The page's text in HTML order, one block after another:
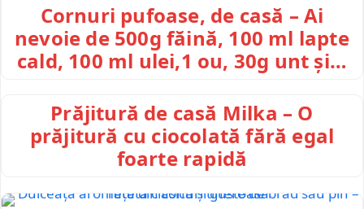
Cornuri pufoase, de casă – Ai
nevoie de 500g făină, 100 ml lapte
cald, 100 ml ulei,1 ou, 30g unt și…
Prăjitură de casă Milka – O
prăjitură cu ciocolată fără egal
foarte rapidă